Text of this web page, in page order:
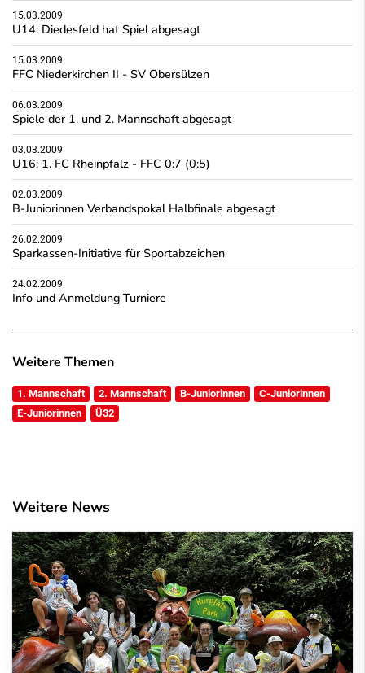
15.03.2009
U14: Diedesfeld hat Spiel abgesagt
15.03.2009
FFC Niederkirchen II - SV Obersülzen
06.03.2009
Spiele der 1. und 2. Mannschaft abgesagt
03.03.2009
U16: 1. FC Rheinpfalz - FFC 0:7 (0:5)
02.03.2009
B-Juniorinnen Verbandspokal Halbfinale abgesagt
26.02.2009
Sparkassen-Initiative für Sportabzeichen
24.02.2009
Info und Anmeldung Turniere
Weitere Themen
1. Mannschaft 2. Mannschaft B-Juniorinnen
C-Juniorinnen
E-Juniorinnen
Ü32
Weitere News